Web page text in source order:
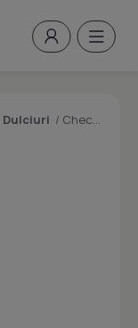
Dulciuri / Chec cu Flori de Isop